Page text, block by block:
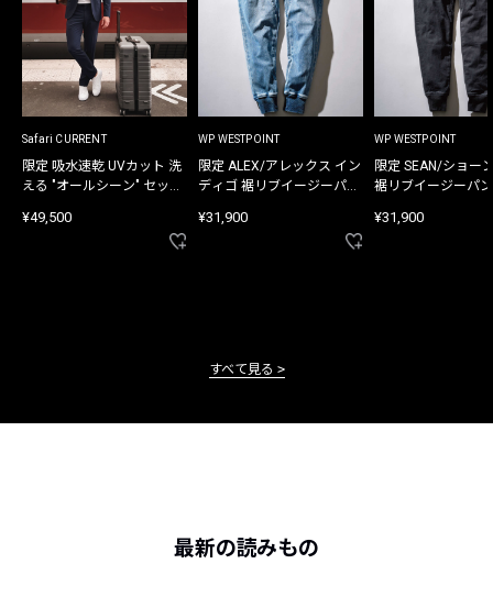
Safari CURRENT
限定 吸水速乾 UVカット 洗
える "オールシーン" セット
¥49,500
WP WESTPOINT
限定 ALEX/アレックス イン
ディゴ 裾リブイージーパン
¥31,900
WP WESTPOINT
限定 SEAN/ショー
裾リブイージーパ
¥31,900
すべて見る
最新の読みもの